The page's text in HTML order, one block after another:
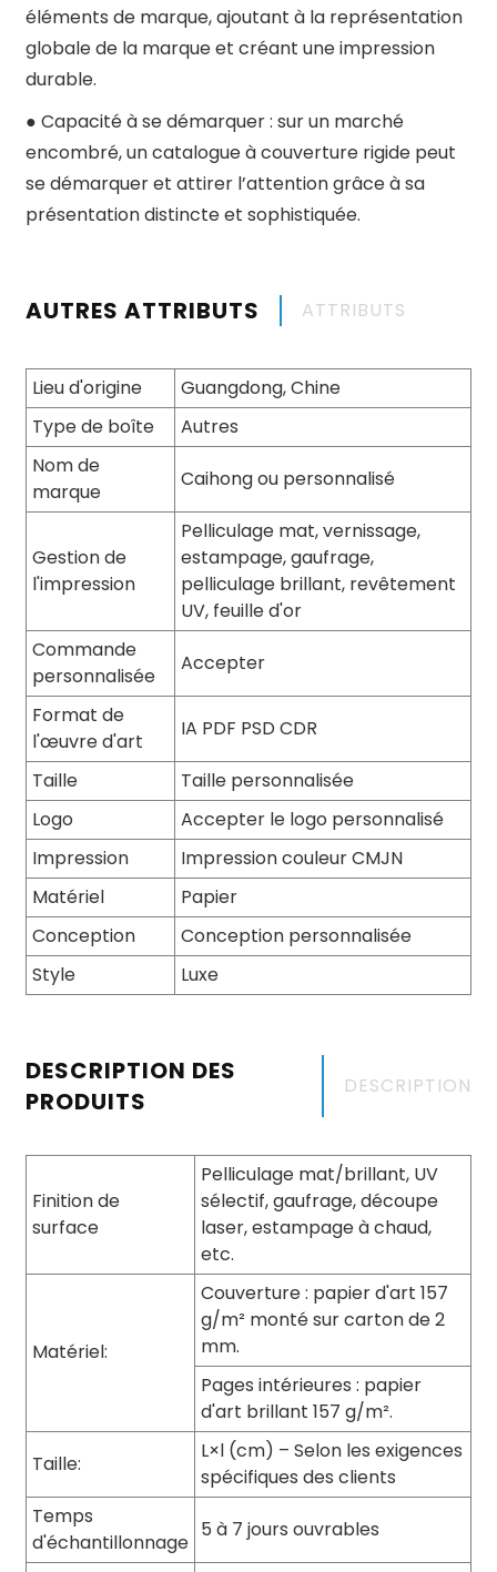
éléments de marque, ajoutant à la représentation
globale de la marque et créant une impression
durable.
● Capacité à se démarquer : sur un marché
encombré, un catalogue à couverture rigide peut
se démarquer et attirer l’attention grâce à sa
présentation distincte et sophistiquée.
AUTRES ATTRIBUTS ATTRIBUTS
Lieu d'origine
Guangdong, Chine
Type de boîte
Autres
Nom de
marque
Caihong ou personnalisé
Gestion de
l'impression
Pelliculage mat, vernissage,
estampage, gaufrage,
pelliculage brillant, revêtement
UV, feuille d'or
Commande
personnalisée
Accepter
Format de
l'œuvre d'art
IA PDF PSD CDR
Taille
Taille personnalisée
Logo
Accepter le logo personnalisé
Impression
Impression couleur CMJN
Matériel
Papier
Conception
Conception personnalisée
Style
Luxe
DESCRIPTION DES
PRODUITS
DESCRIPTION
Finition de
surface
Pelliculage mat/brillant, UV
sélectif, gaufrage, découpe
laser, estampage à chaud,
etc.
Matériel:
Couverture : papier d'art 157
g/m² monté sur carton de 2
mm.
Pages intérieures : papier
d'art brillant 157 g/m².
Taille:
L×l (cm) – Selon les exigences
spécifiques des clients
Temps
d'échantillonnage
5 à 7 jours ouvrables